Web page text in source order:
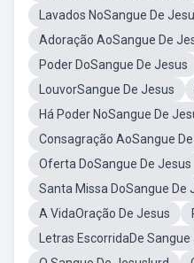
Lavados NoSangue De
Adoração AoSangue De
Poder DoSangue De Jesus
LouvorSangue De Jesus
Há Poder NoSangue De
Consagração AoSangue
Oferta DoSangue De Jesus
Santa Missa DoSangue De
A VidaOração De Jesus
Letras EscorridaDe